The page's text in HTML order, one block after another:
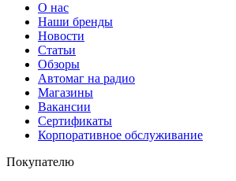
О нас
Наши бренды
Новости
Статьи
Обзоры
Автомаг на радио
Магазины
Вакансии
Сертификаты
Корпоративное обслуживание
Покупателю